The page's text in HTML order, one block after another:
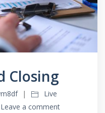
Closing
Live
Leave a comment